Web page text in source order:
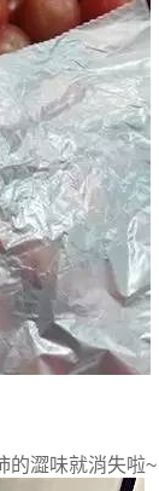
的澀味就消失啦~